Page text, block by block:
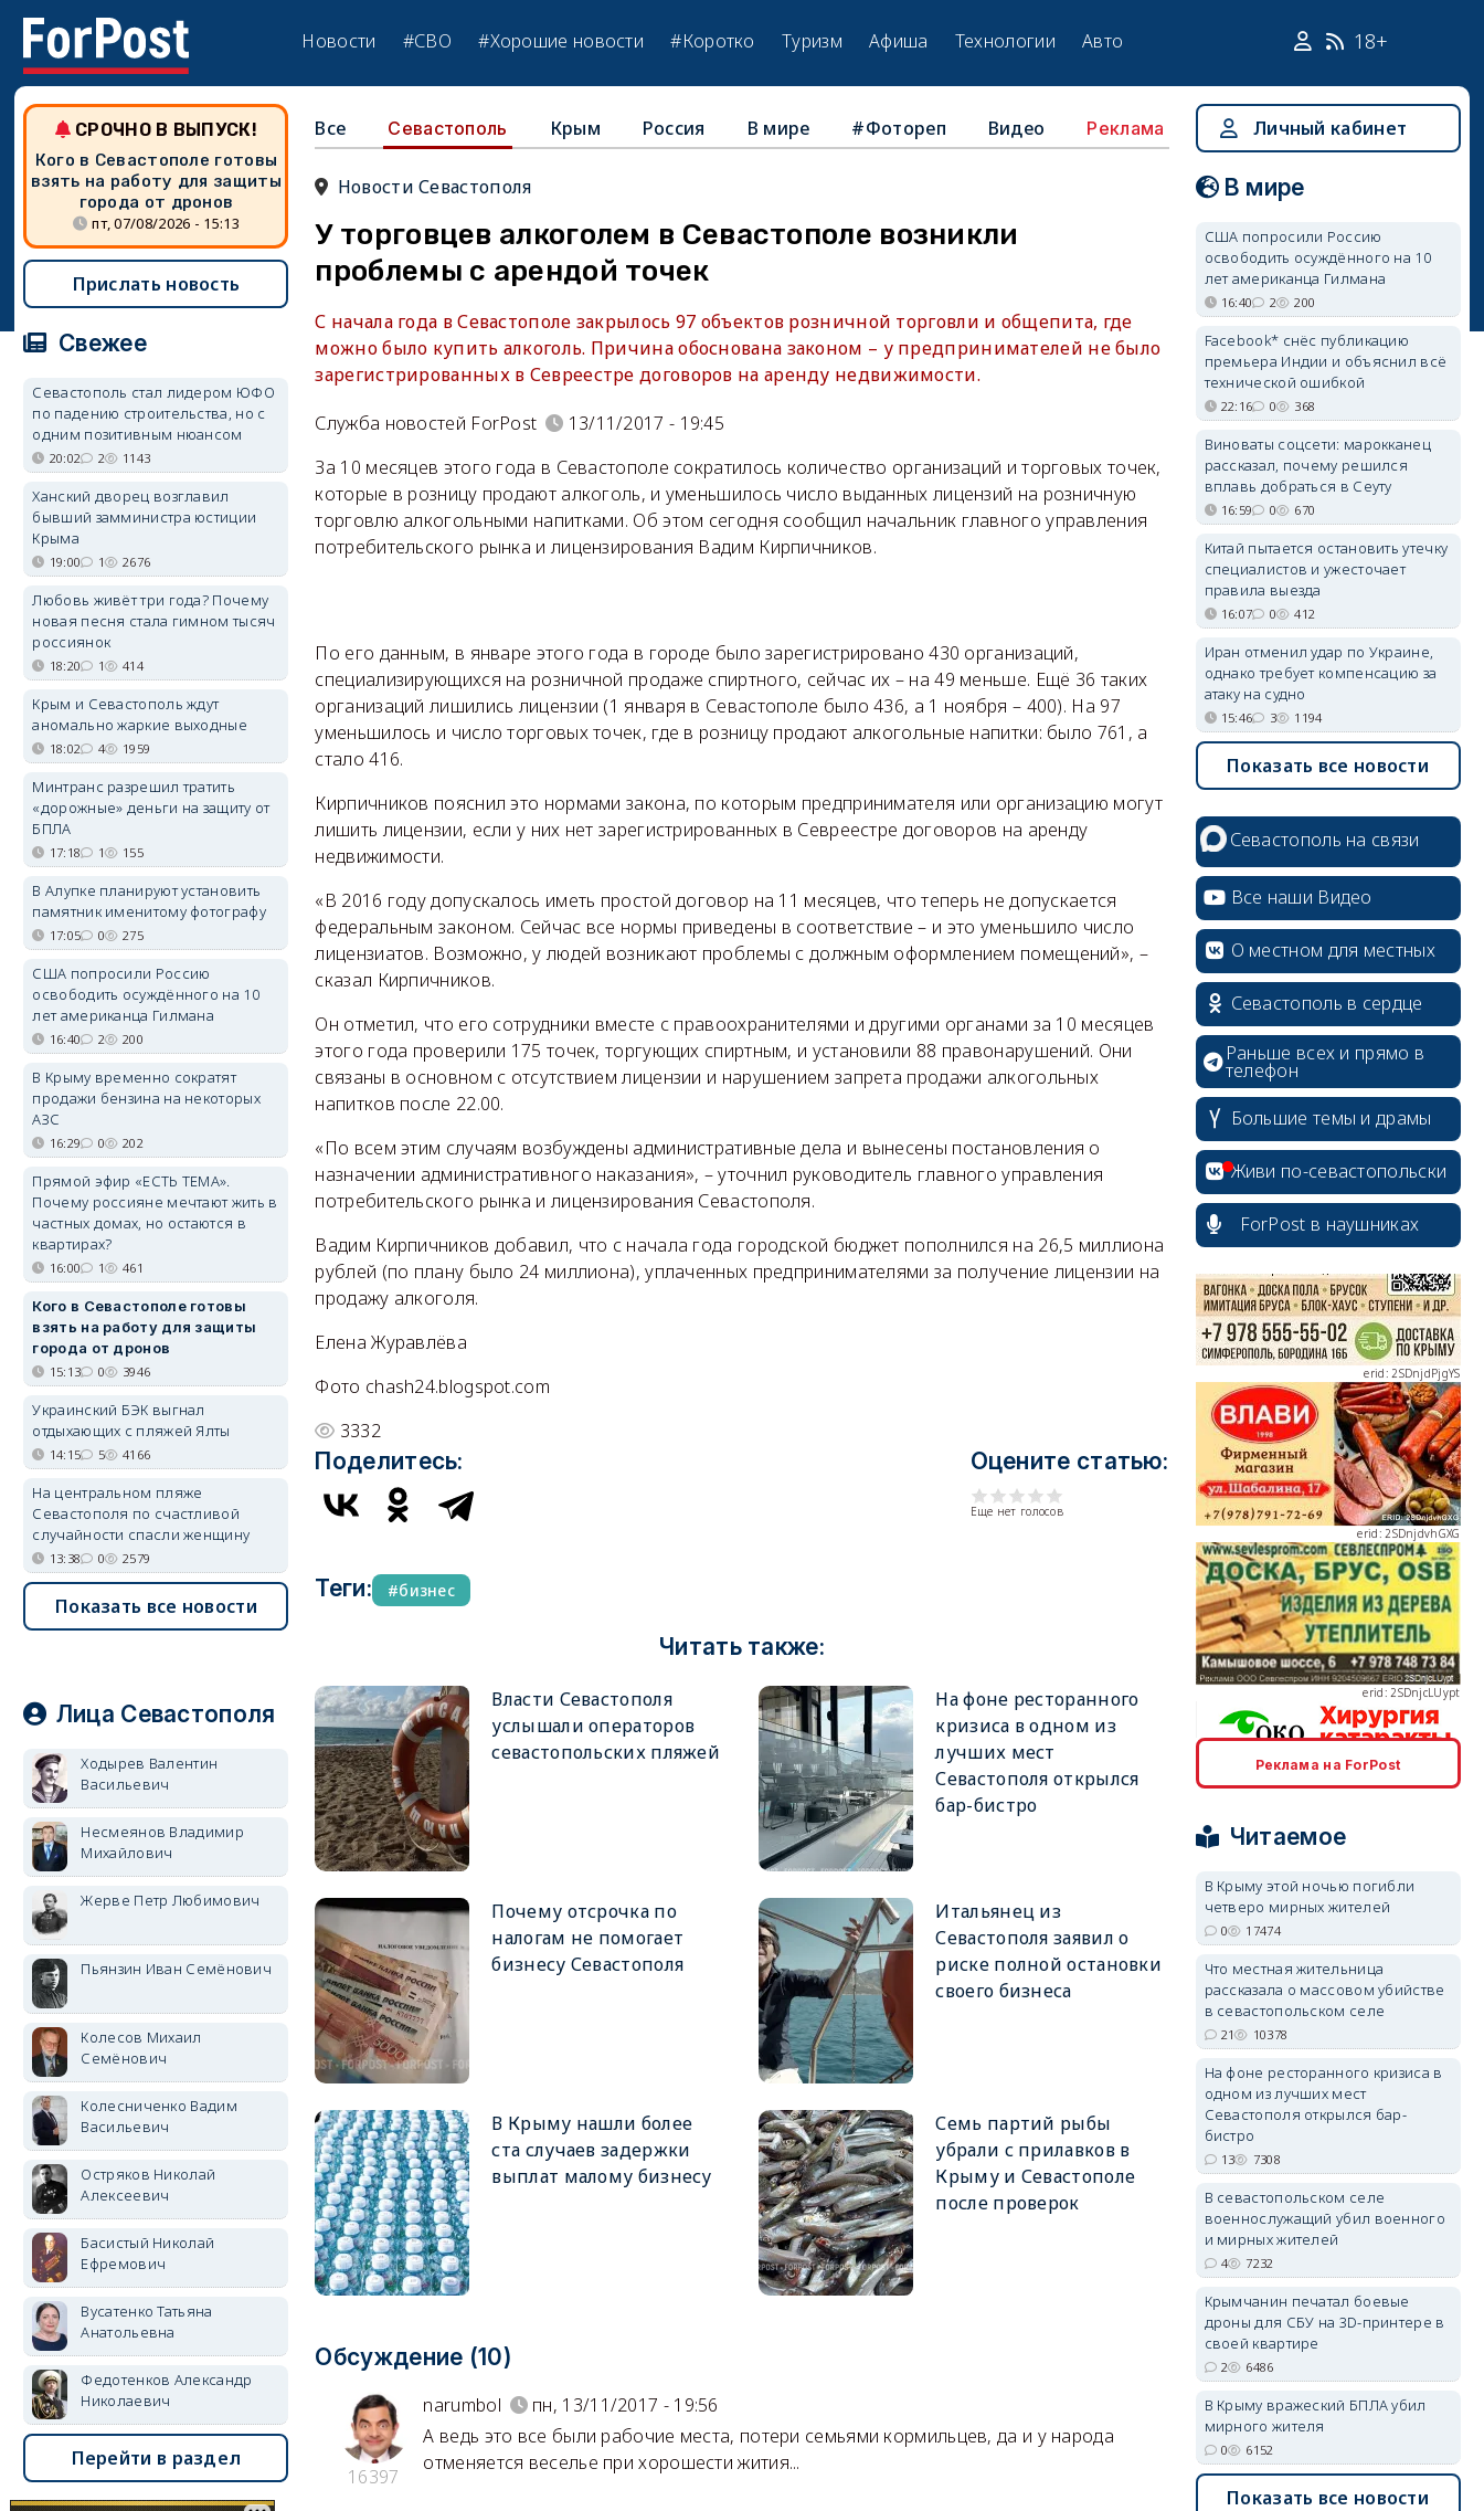
Новости #СВО #Хорошие новости #Коротко Туризм Афиша Технологии Авто 18+
Все Севастополь Крым Россия В мире #Фотореп Видео Реклама
Новости Севастополя
У торговцев алкоголем в Севастополе возникли
проблемы с арендой точек
С начала года в Севастополе закрылось 97 объектов розничной торговли и общепита, где
можно было купить алкоголь. Причина обоснована законом – у предпринимателей не было
зарегистрированных в Севреестре договоров на аренду недвижимости.
Служба новостей ForPost
13/11/2017 - 19:45
За 10 месяцев этого года в Севастополе сократилось количество организаций и торговых точек,
которые в розницу продают алкоголь, и уменьшилось число выданных лицензий на розничную
торговлю алкогольными напитками. Об этом сегодня сообщил начальник главного управления
потребительского рынка и лицензирования Вадим Кирпичников.
По его данным, в январе этого года в городе было зарегистрировано 430 организаций,
специализирующихся на розничной продаже спиртного, сейчас их – на 49 меньше. Ещё 36 таких
организаций лишились лицензии (1 января в Севастополе было 436, а 1 ноября – 400). На 97
уменьшилось и число торговых точек, где в розницу продают алкогольные напитки: было 761, а
стало 416.
Кирпичников пояснил это нормами закона, по которым предпринимателя или организацию могут
лишить лицензии, если у них нет зарегистрированных в Севреестре договоров на аренду
недвижимости.
«В 2016 году допускалось иметь простой договор на 11 месяцев, что теперь не допускается
федеральным законом. Сейчас все нормы приведены в соответствие – и это уменьшило число
лицензиатов. Возможно, у людей возникают проблемы с должным оформлением помещений», –
сказал Кирпичников.
Он отметил, что его сотрудники вместе с правоохранителями и другими органами за 10 месяцев
этого года проверили 175 точек, торгующих спиртным, и установили 88 правонарушений. Они
связаны в основном с отсутствием лицензии и нарушением запрета продажи алкогольных
напитков после 22.00.
«По всем этим случаям возбуждены административные дела и вынесены постановления о
назначении административного наказания», – уточнил руководитель главного управления
потребительского рынка и лицензирования Севастополя.
Вадим Кирпичников добавил, что с начала года городской бюджет пополнился на 26,5 миллиона
рублей (по плану было 24 миллиона), уплаченных предпринимателями за получение лицензии на
продажу алкоголя.
Елена Журавлёва
Фото chash24.blogspot.com
3332
Поделитесь: Оцените статью:
Еще нет голосов
Теги: бизнес
Читать также:
Власти Севастополя
услышали операторов
севастопольских пляжей
На фоне ресторанного
кризиса в одном из
лучших мест
Севастополя открылся
бар-бистро
Почему отсрочка по
налогам не помогает
бизнесу Севастополя
Итальянец из
Севастополя заявил о
риске полной остановки
своего бизнеса
В Крыму нашли более
ста случаев задержки
выплат малому бизнесу
Семь партий рыбы
убрали с прилавков в
Крыму и Севастополе
после проверок
Обсуждение (10)
16397
narumbol
пн, 13/11/2017 - 19:56
А ведь это все были рабочие места, потери семьями кормильцев, да и у народа
отменяется веселье при хорошести жития...
СРОЧНО В ВЫПУСК!
Кого в Севастополе готовы
взять на работу для защиты
города от дронов
пт, 07/08/2026 - 15:13
Прислать новость
Свежее
Севастополь стал лидером ЮФО
по падению строительства, но с
одним позитивным нюансом
20:02 2 1143
Ханский дворец возглавил
бывший замминистра юстиции
Крыма
19:00 1 2676
Любовь живёт три года? Почему
новая песня стала гимном тысяч
россиянок
18:20 1 414
Крым и Севастополь ждут
аномально жаркие выходные
18:02 4 1959
Минтранс разрешил тратить
«дорожные» деньги на защиту от
БПЛА
17:18 1 155
В Алупке планируют установить
памятник именитому фотографу
17:05 0 275
США попросили Россию
освободить осуждённого на 10
лет американца Гилмана
16:40 2 200
В Крыму временно сократят
продажи бензина на некоторых
АЗС
16:29 0 202
Прямой эфир «ЕСТЬ ТЕМА».
Почему россияне мечтают жить в
частных домах, но остаются в
квартирах?
16:00 1 461
Кого в Севастополе готовы
взять на работу для защиты
города от дронов
15:13 0 3946
Украинский БЭК выгнал
отдыхающих с пляжей Ялты
14:15 5 4166
На центральном пляже
Севастополя по счастливой
случайности спасли женщину
13:38 0 2579
Показать все новости
Лица Севастополя
Ходырев Валентин
Васильевич
Несмеянов Владимир
Михайлович
Жерве Петр Любимович
Пьянзин Иван Семёнович
Колесов Михаил
Семёнович
Колесниченко Вадим
Васильевич
Остряков Николай
Алексеевич
Басистый Николай
Ефремович
Вусатенко Татьяна
Анатольевна
Федотенков Александр
Николаевич
Перейти в раздел
Личный кабинет
В мире
США попросили Россию
освободить осуждённого на 10
лет американца Гилмана
16:40 2 200
Facebook* снёс публикацию
премьера Индии и объяснил всё
технической ошибкой
22:16 0 368
Виноваты соцсети: марокканец
рассказал, почему решился
вплавь добраться в Сеуту
16:59 0 670
Китай пытается остановить утечку
специалистов и ужесточает
правила выезда
16:07 0 412
Иран отменил удар по Украине,
однако требует компенсацию за
атаку на судно
15:46 3 1194
Показать все новости
Севастополь на связи
Все наши Видео
О местном для местных
Севастополь в сердце
Раньше всех и прямо в
телефон
Большие темы и драмы
Живи по-севастопольски
ForPost в наушниках
erid: 2SDnjcrDNw6
erid: 2SDnjdPjgYS
erid: 2SDnjdvhGXG
erid: 2SDnjcLUypt
erid: 2SDnjcrDNw6
erid: 2SDnjdvhGXG
Реклама на ForPost
Читаемое
В Крыму этой ночью погибли
четверо мирных жителей
0 17474
Что местная жительница
рассказала о массовом убийстве
в севастопольском селе
21 10378
На фоне ресторанного кризиса в
одном из лучших мест
Севастополя открылся бар-
бистро
13 7308
В севастопольском селе
военнослужащий убил военного
и мирных жителей
4 7232
Крымчанин печатал боевые
дроны для СБУ на 3D-принтере в
своей квартире
2 6486
В Крыму вражеский БПЛА убил
мирного жителя
0 6152
Показать все новости